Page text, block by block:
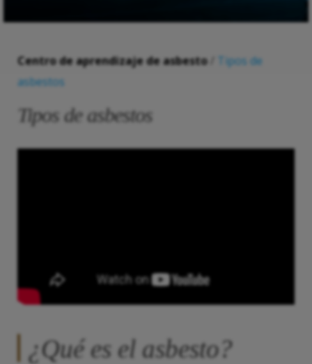
Centro de aprendizaje de asbesto/
Tipos de
asbestos
Tipos de asbestos
¿Qué es el asbesto?